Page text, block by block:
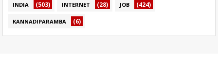
INDIA (503) INTERNET (28) JOB (424)
KANNADIPARAMBA (6)